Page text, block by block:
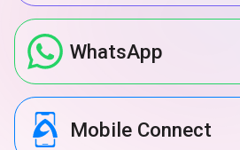
WhatsApp
Mobile Connect